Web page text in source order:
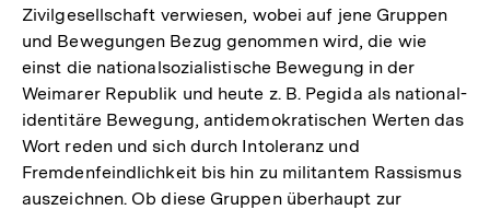
Zivilgesellschaft verwiesen, wobei auf jene Gruppen
und Bewegungen Bezug genommen wird, die wie
einst die nationalsozialistische Bewegung in der
Weimarer Republik und heute z. B. Pegida als national-
identitäre Bewegung, antidemokratischen Werten das
Wort reden und sich durch Intoleranz und
Fremdenfeindlichkeit bis hin zu militantem Rassismus
auszeichnen. Ob diese Gruppen überhaupt zur